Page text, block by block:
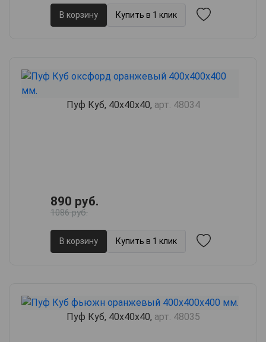
В корзину Купить в 1 клик
Пуф Куб, 40х40х40, арт. 48034
890 руб.
1086 руб.
В корзину Купить в 1 клик
Пуф Куб, 40х40х40, арт. 48035